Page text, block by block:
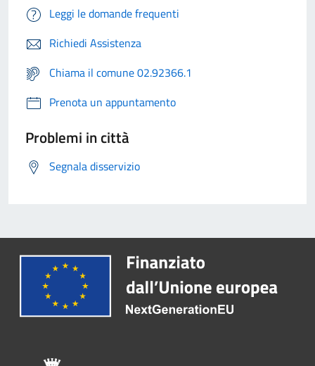
Leggi le domande frequenti
Richiedi Assistenza
Chiama il comune 02.92366.1
Prenota un appuntamento
Problemi in città
Segnala disservizio